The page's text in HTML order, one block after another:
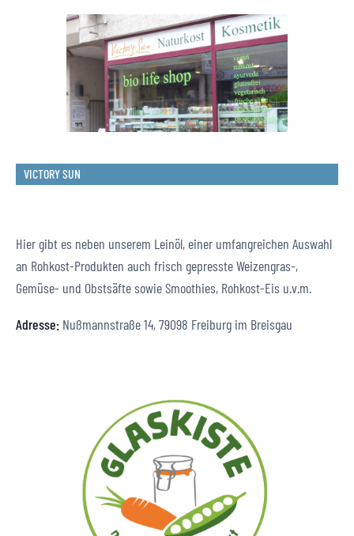
VICTORY SUN
Hier gibt es neben unserem Leinöl, einer umfangreichen Auswahl
an Rohkost-Produkten auch frisch gepresste Weizengras-,
Gemüse- und Obstsäfte sowie Smoothies, Rohkost-Eis u.v.m.
Adresse: Nußmannstraße 14, 79098 Freiburg im Breisgau